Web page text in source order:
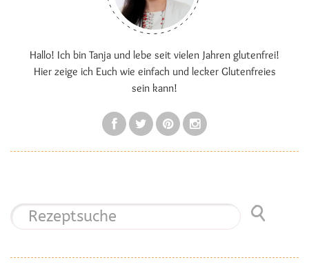
Hallo! Ich bin Tanja und lebe seit vielen Jahren glutenfrei!
Hier zeige ich Euch wie einfach und lecker Glutenfreies
sein kann!